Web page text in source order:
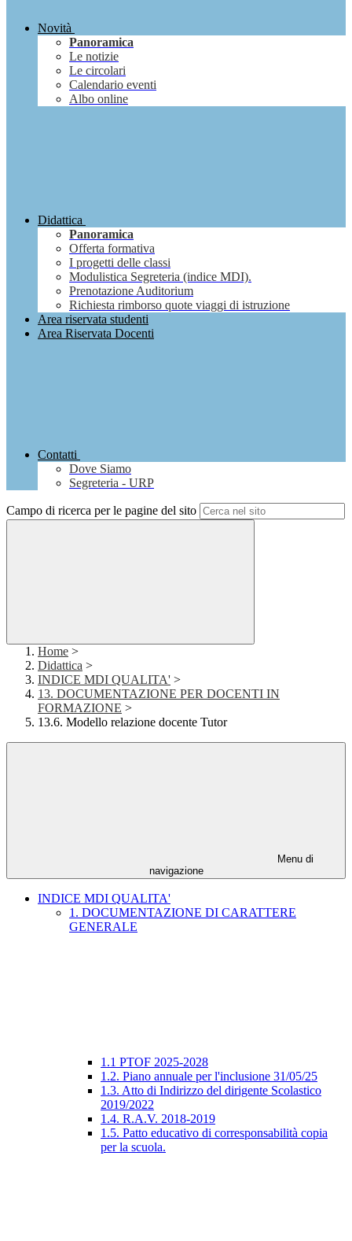
Novità
Panoramica
Le notizie
Le circolari
Calendario eventi
Albo online
Didattica
Panoramica
Offerta formativa
I progetti delle classi
Modulistica Segreteria (indice MDI).
Prenotazione Auditorium
Richiesta rimborso quote viaggi di istruzione
Area riservata studenti
Area Riservata Docenti
Contatti
Dove Siamo
Segreteria - URP
Campo di ricerca per le pagine del sito
Home >
Didattica >
INDICE MDI QUALITA' >
13. DOCUMENTAZIONE PER DOCENTI IN
FORMAZIONE >
13.6. Modello relazione docente Tutor
Menu di
navigazione
INDICE MDI QUALITA'
1. DOCUMENTAZIONE DI CARATTERE
GENERALE
1.1 PTOF 2025-2028
1.2. Piano annuale per l'inclusione 31/05/25
1.3. Atto di Indirizzo del dirigente Scolastico
2019/2022
1.4. R.A.V. 2018-2019
1.5. Patto educativo di corresponsabilità copia
per la scuola.